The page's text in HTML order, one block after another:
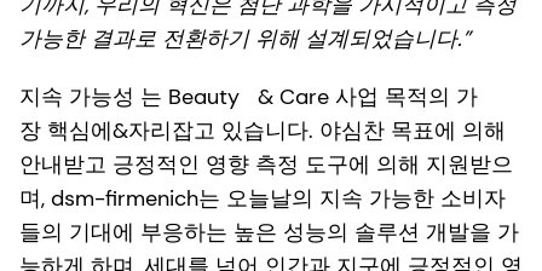
가능한 결과로 전환하기 위해 설계되었습니다.”
지속 가능성 는 Beauty & Care 사업 목적의 가
장 핵심에&자리잡고 있습니다. 야심찬 목표에 의해
안내받고 긍정적인 영향 측정 도구에 의해 지원받으
며, dsm-firmenich는 오늘날의 지속 가능한 소비자
들의 기대에 부응하는 높은 성능의 솔루션 개발을 가